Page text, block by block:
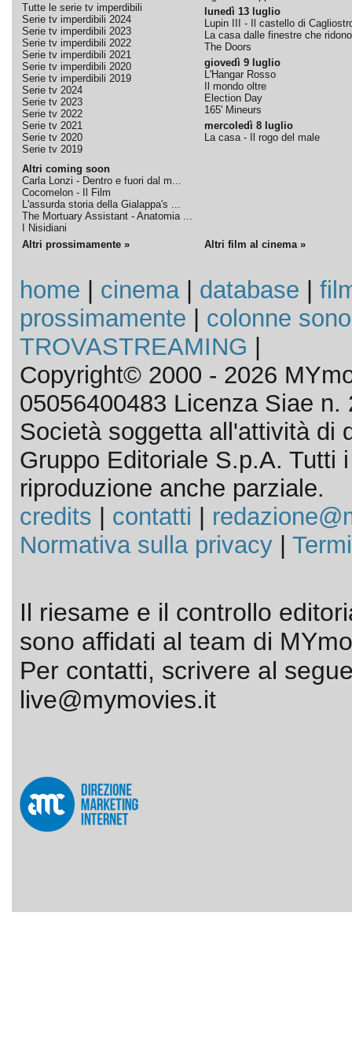
Tutte le serie tv imperdibili
Serie tv imperdibili 2024
Serie tv imperdibili 2023
Serie tv imperdibili 2022
Serie tv imperdibili 2021
Serie tv imperdibili 2020
Serie tv imperdibili 2019
Serie tv 2024
Serie tv 2023
Serie tv 2022
Serie tv 2021
Serie tv 2020
Serie tv 2019
Altri coming soon
Carla Lonzi - Dentro e fuori dal m...
Cocomelon - Il Film
L'assurda storia della Gialappa's ...
The Mortuary Assistant - Anatomia ...
I Nisidiani
lunedì 13 luglio
Lupin III - Il castello di
La casa dalle finestre che ridono
The Doors
giovedì 9 luglio
L'Hangar Rosso
Il mondo oltre
Election Day
165' Mineurs
mercoledì 8 luglio
La casa - Il rogo del male
Altri prossimamente » Altri film al cinema »
home cinema| database
prossimamente
colonne
TROVASTREAMING
Copyright© 2000 - 2026
05056400483 Licenza Siae n.
Società soggetta all'attività di
Gruppo Editoriale S.p.A. Tutti
riproduzione anche parziale.
credits
contatti
Normativa sulla privacy|
Il riesame e il controllo
sono affidati al team di
Per contatti, scrivere al
live@mymovies.it